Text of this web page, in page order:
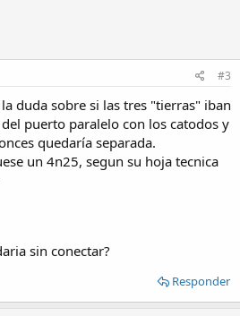
#3
duda sobre si las tres "tierras" iban
puerto paralelo con los catodos y
quedaría separada.
un 4n25, segun su hoja tecnica
sin conectar?
Responder